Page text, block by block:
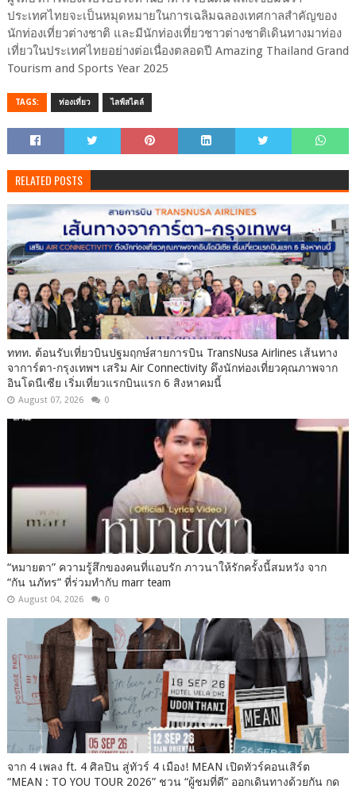
ประเทศไทยจะเป็นหมุดหมายในการเฉลิมฉลองเทศกาลสำคัญของ
นักท่องเที่ยวต่างชาติ และมีนักท่องเที่ยวชาวต่างชาติเดินทางมาท่อง
เที่ยวในประเทศไทยอย่างต่อเนื่องตลอดปี Amazing Thailand Grand
Tourism and Sports Year 2025
TAGS: ท่องเที่ยว ไลฟ์สไตล์
RELATED POSTS
ททท. ต้อนรับเที่ยวบินปฐมฤกษ์สายการบิน TransNusa Airlines เส้นทาง
จาการ์ตา-กรุงเทพฯ เสริม Air Connectivity ดึงนักท่องเที่ยวคุณภาพจาก
อินโดนีเซีย เริ่มเที่ยวแรกบินแรก 6 สิงหาคมนี้
August 07, 2026 0
“หมายตา” ความรู้สึกของคนที่แอบรัก ภาวนาให้รักครั้งนี้สมหวัง จาก
“กัน นภัทร” ที่ร่วมทำกับ marr team
August 04, 2026 0
จาก 4 เพลง ft. 4 ศิลปิน สู่ทัวร์ 4 เมือง! MEAN เปิดทัวร์คอนเสิร์ต
“MEAN : TO YOU TOUR 2026” ชวน “ผู้ชมที่ดี” ออกเดินทางด้วยกัน กด